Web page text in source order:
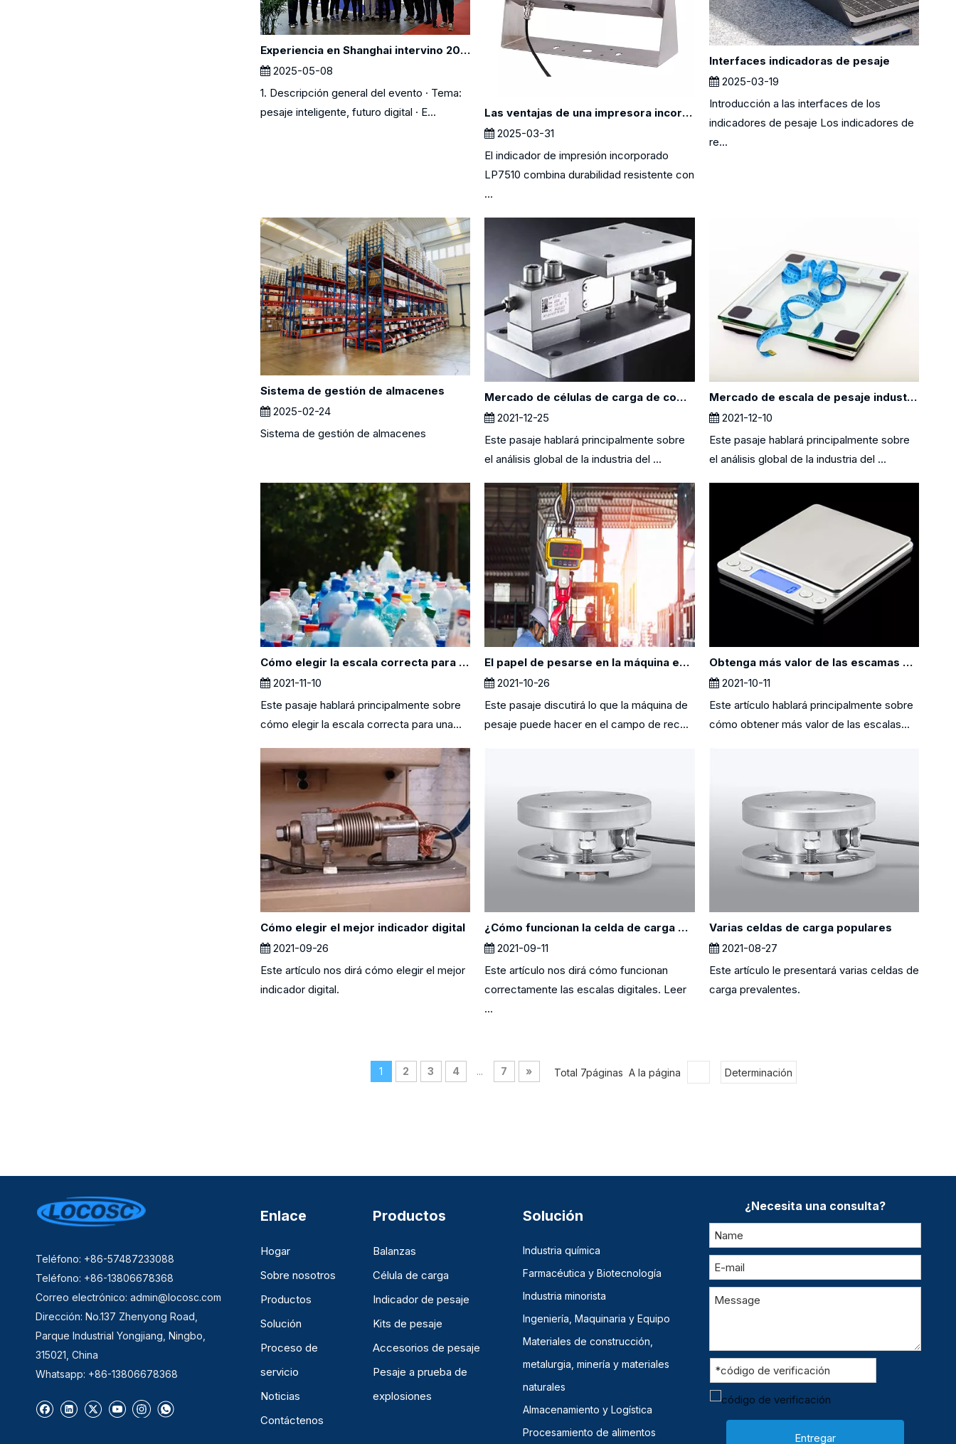
Experiencia en Shanghai intervino 2025
2025-05-08
1. Descripción general del evento · Tema:
pesaje inteligente, futuro digital · E...
Las ventajas de una impresora incorporada en el indicador de pesaje
2025-03-31
El indicador de impresión incorporado
LP7510 combina durabilidad resistente con
...
Interfaces indicadoras de pesaje
2025-03-19
Introducción a las interfaces de los
indicadores de pesaje Los indicadores de
re...
Sistema de gestión de almacenes
2025-02-24
Sistema de gestión de almacenes
Mercado de células de carga de compresión - Análisis de la industria global 2018 - 2026
2021-12-25
Este pasaje hablará principalmente sobre
el análisis global de la industria del ...
Mercado de escala de pesaje industrial - Análisis de la industria global 2021 - 2026
2021-12-10
Este pasaje hablará principalmente sobre
el análisis global de la industria del ...
Cómo elegir la escala correcta para tiendas de cero desechos
2021-11-10
Este pasaje hablará principalmente sobre
cómo elegir la escala correcta para una...
El papel de pesarse en la máquina en el reciclaje
2021-10-26
Este pasaje discutirá lo que la máquina de
pesaje puede hacer en el campo de rec...
Obtenga más valor de las escamas de banco y piso
2021-10-11
Este artículo hablará principalmente sobre
cómo obtener más valor de las escalas...
Cómo elegir el mejor indicador digital
2021-09-26
Este artículo nos dirá cómo elegir el mejor
indicador digital.
¿Cómo funcionan la celda de carga digital?
2021-09-11
Este artículo nos dirá cómo funcionan
correctamente las escalas digitales. Leer
...
Varias celdas de carga populares
2021-08-27
Este artículo le presentará varias celdas de
carga prevalentes.
1 2 3 4 ... 7 » Total 7páginas A la página Determinación
Teléfono: +86-57487233088
Teléfono: +86-13806678368
Correo electrónico: admin@locosc.com
Dirección: No.137 Zhenyong Road,
Parque Industrial Yongjiang, Ningbo,
315021, China
Whatsapp: +86-13806678368
Enlace
Hogar
Sobre nosotros
Productos
Solución
Proceso de
servicio
Noticias
Contáctenos
Productos
Balanzas
Célula de carga
Indicador de pesaje
Kits de pesaje
Accesorios de pesaje
Pesaje a prueba de
explosiones
Solución
Industria química
Farmacéutica y Biotecnología
Industria minorista
Ingeniería, Maquinaria y Equipo
Materiales de construcción,
metalurgia, minería y materiales
naturales
Almacenamiento y Logística
Procesamiento de alimentos
¿Necesita una consulta?
Entregar